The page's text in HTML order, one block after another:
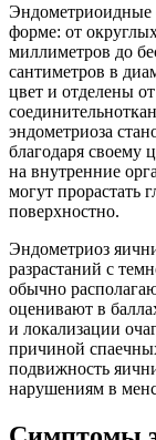
Эндометриоидные
форме: от
миллиметров до
сантиметров в
цвет и отделены
эндометриоза
благодаря своему
на внутренние
могут прорастать
поверхностно.
Эндометриоз
разрастаний с
обычно
оценивают в
и локализации
причиной
подвижность
нарушениям в